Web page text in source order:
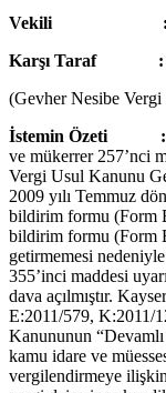
Vekili :
Karşı Taraf :
(Gevher Nesibe
İstemin Özeti :
ve mükerrer 257’nci
Vergi Usul Kanunu
2009 yılı Temmuz
bildirim formu (Form
bildirim formu (Form
getirmemesi
355’inci maddesi
dava açılmıştır.
E:2011/579, K:2011/
Kanununun
kamu idare ve
vergilendirmeye